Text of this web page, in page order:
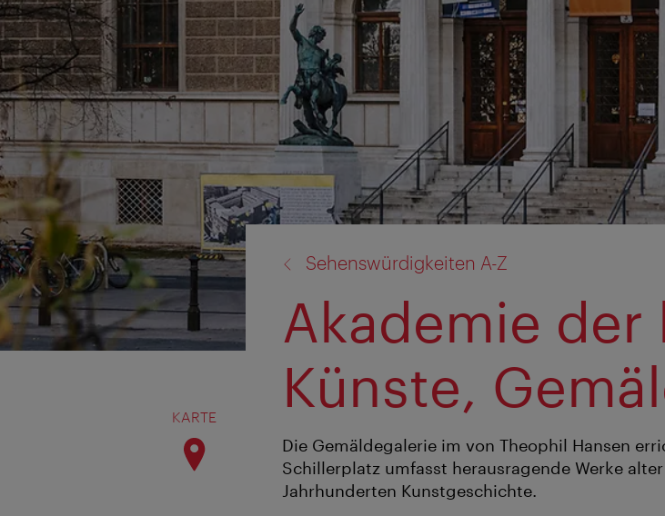
KARTE
Sehenswürdigkeiten A-Z
Akademie
Künste,
Die Gemäldegalerie im von Theophil Hansen
Schillerplatz umfasst herausragende Werke
Jahrhunderten Kunstgeschichte.